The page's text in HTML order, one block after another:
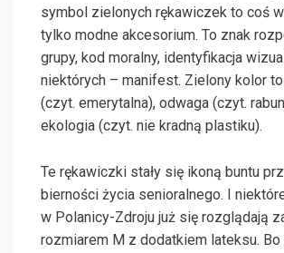
symbol zielonych rękawiczek to coś
tylko modne akcesorium. To znak
grupy, kod moralny, identyfikacja
niektórych – manifest. Zielony kolor
(czyt. emerytalna), odwaga (czyt.
ekologia (czyt. nie kradną plastiku).
Te rękawiczki stały się ikoną buntu
bierności życia senioralnego. I
w Polanicy-Zdroju już się rozglądają
rozmiarem M z dodatkiem lateksu.